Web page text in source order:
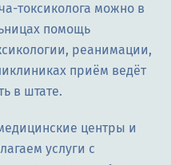
токсиколога можно в
помощь
реанимации,
приём ведёт
в штате.
центры и
услуги с